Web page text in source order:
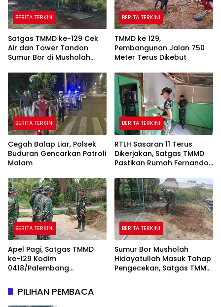
BERITA TERKINI
Satgas TMMD ke-129 Cek
Air dan Tower Tandon
Sumur Bor di Musholah
BERITA TERKINI
TMMD ke 129,
Pembangunan Jalan 750
Meter Terus Dikebut
BERITA TERKINI
Cegah Balap Liar, Polsek
Buduran Gencarkan Patroli
Malam
BERITA TERKINI
RTLH Sasaran 11 Terus
Dikerjakan, Satgas TMMD
Pastikan Rumah Fernando
BERITA TERKINI
Apel Pagi, Satgas TMMD
ke-129 Kodim
0418/Palembang
Sebelum Bertugas
BERITA TERKINI
Sumur Bor Musholah
Hidayatullah Masuk Tahap
Pengecekan, Satgas TMMD
PILIHAN PEMBACA